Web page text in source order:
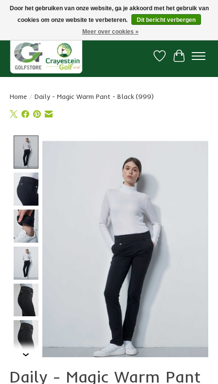
Snelle levering, gratis vanaf € 100. Onze oncourse Golfshop in Dordrecht is
Verlanglijst
Home / Daily - Magic Warm Pant - Black (999)
Product image slideshow Items
Daily - Magic Warm Pant
Door het gebruiken van onze website, ga je akkoord met het gebruik van
cookies om onze website te verbeteren.
Dit bericht verbergen
Meer over cookies »